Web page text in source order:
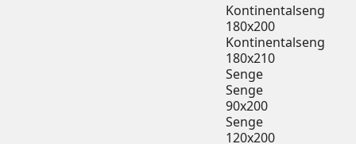
Kontinentalseng
180x200
Kontinentalseng
180x210
Senge
Senge
90x200
Senge
120x200